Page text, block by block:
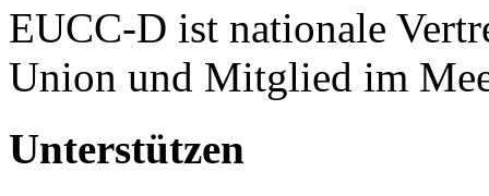
EUCC-D ist nationale
Union und Mitglied im
Unterstützen